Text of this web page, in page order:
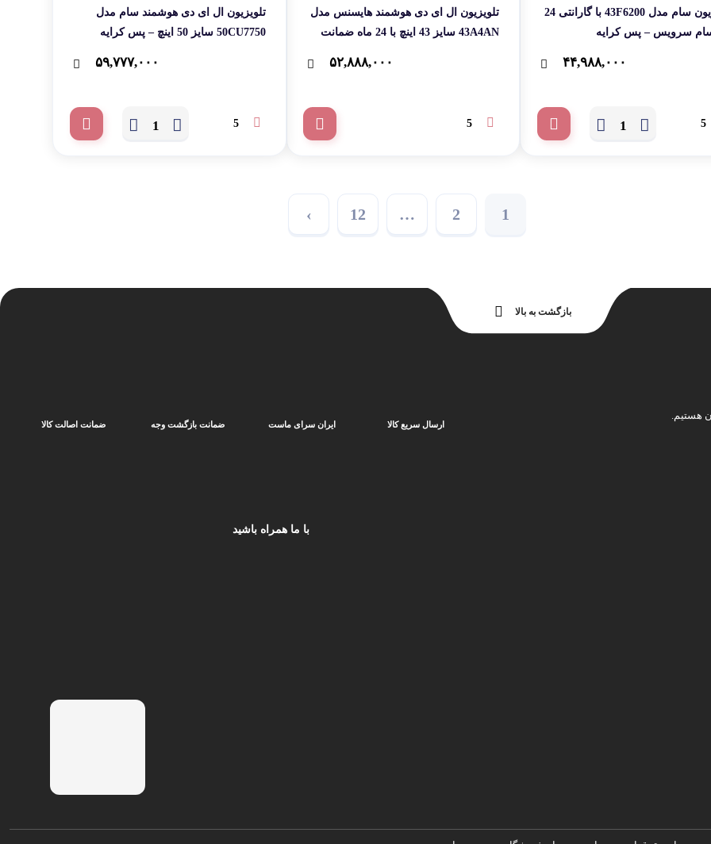
تلویزیون سام مدل 43F6200 با گارانتی 24
سرویس – پس کرایه
۴۴,۹۸۸,۰۰۰
5
تلویزیون ال ای دی هوشمند هایسنس مدل
43A4AN سایز 43 اینچ با 24 ماه ضمانت
۵۲,۸۸۸,۰۰۰
5
تلویزیون ال ای دی هوشمند سام مدل
50CU7750 سایز 50 اینچ – پس کرایه
۵۹,۷۷۷,۰۰۰
5
1
2
…
12
›
بازگشت به بالا
ارسال سریع کالا ایران سرای ماست ضمانت بازگشت وجه ضمانت اصالت کالا
با ما همراه باشید